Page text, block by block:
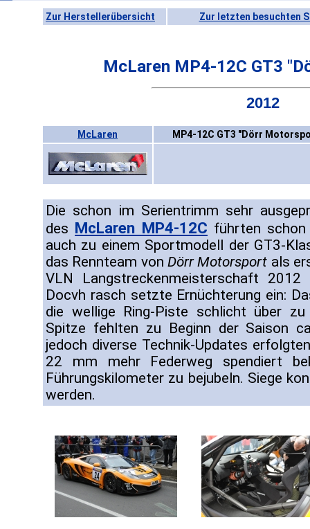
Zur Herstellerübersicht Zur letzten besuchten
McLaren MP4-12C GT3
2012
McLaren MP4-12C GT3 "Dörr
Die schon im Serientrimm sehr
des McLaren MP4-12C führten
auch zu einem Sportmodell der GT3-
das Rennteam vonDörr Motorsport als
VLN Langstreckenmeisterschaft
Docvh rasch setzte Ernüchterung ein:
die wellige Ring-Piste schlicht über
Spitze fehlten zu Beginn der Saison
jedoch diverse Technik-Updates
22 mm mehr Federweg spendiert
Führungskilometer zu bejubeln. Siege
werden.